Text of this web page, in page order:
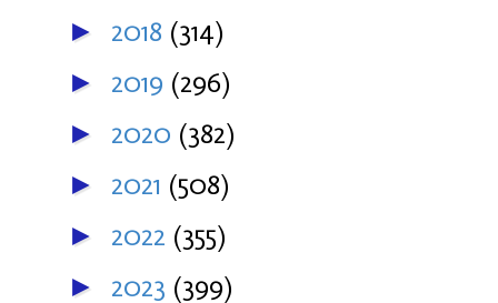
► 2018 (314)
► 2019 (296)
► 2020 (382)
► 2021 (508)
► 2022 (355)
► 2023 (399)